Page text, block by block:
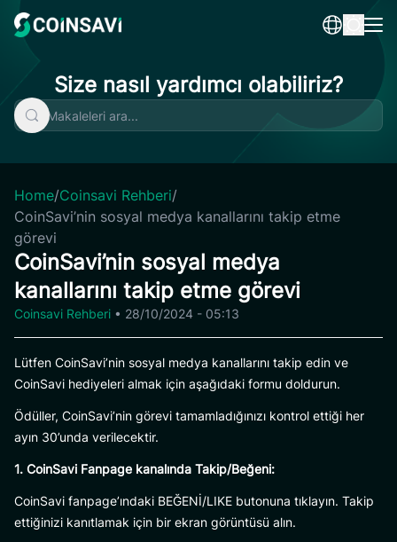
content
Size nasıl yardımcı olabiliriz?
Home/Coinsavi Rehberi/
CoinSavi’nin sosyal medya kanallarını takip etme
görevi
CoinSavi’nin sosyal medya
kanallarını takip etme görevi
Coinsavi Rehberi • 28/10/2024 - 05:13
Lütfen CoinSavi’nin sosyal medya kanallarını takip edin ve
CoinSavi hediyeleri almak için aşağıdaki formu doldurun.
Ödüller, CoinSavi’nin görevi tamamladığınızı kontrol ettiği her
ayın 30’unda verilecektir.
1. CoinSavi Fanpage kanalında Takip/Beğeni:
CoinSavi fanpage’ındaki BEĞENİ/LIKE butonuna tıklayın. Takip
ettiğinizi kanıtlamak için bir ekran görüntüsü alın.